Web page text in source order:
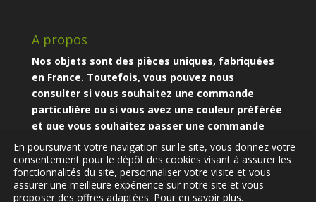
A propos
Nos objets sont des pièces uniques, fabriquées
en France. Toutefois, vous pouvez nous
consulter si vous souhaitez une commande
particulière ou si vous avez une couleur préférée
et que vous souhaitez passer une commande
particulière.
En poursuivant votre navigation sur le site, vous donnez votre
consentement pour le dépôt des cookies visant à assurer les
fonctionnalités du site, personnaliser votre visite et vous
assurer une meilleure expérience sur notre site et vous
proposer des offres adaptées. Pour en savoir plus.